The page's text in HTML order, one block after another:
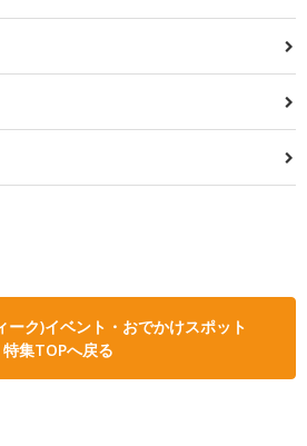
ーク)イベント・おでかけスポット
特集TOPへ戻る